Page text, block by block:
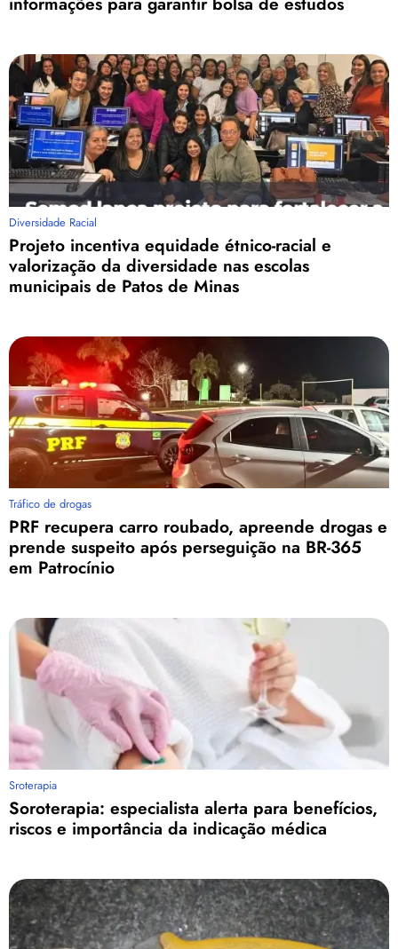
Diversidade Racial
Projeto incentiva equidade étnico-racial e
valorização da diversidade nas escolas
municipais de Patos de Minas
Tráfico de drogas
PRF recupera carro roubado, apreende drogas e
prende suspeito após perseguição na BR-365
em Patrocínio
Sroterapia
Soroterapia: especialista alerta para benefícios,
riscos e importância da indicação médica